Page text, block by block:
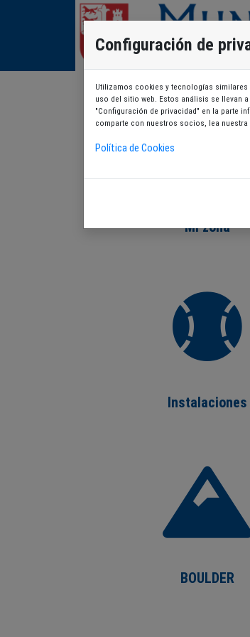
Mi zona
Instalaciones
BOULDER
Configuración de
Utilizamos cookies y tecnologías
uso del sitio web. Estos análisis se llevan
"Configuración de privacidad" en la parte
comparte con nuestros socios, lea nuestra
Política de Cookies